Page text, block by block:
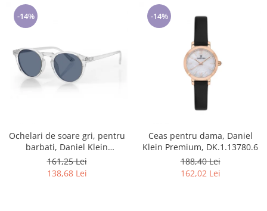
-14%
Ochelari de soare gri, pentru
barbati, Daniel Klein
Sunglasses, DK3251-3
161,25 Lei
138,68 Lei
-14%
Ceas pentru dama, Daniel
Klein Premium, DK.1.13780.6
188,40 Lei
162,02 Lei